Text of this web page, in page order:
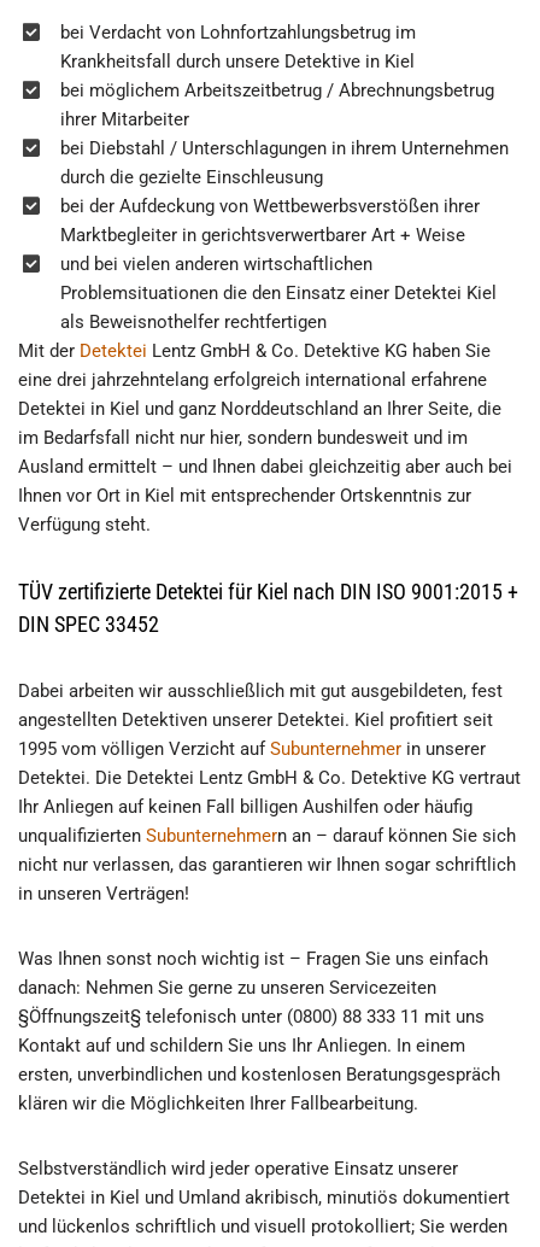
bei Verdacht von Lohnfortzahlungsbetrug im
Krankheitsfall durch unsere Detektive in Kiel
bei möglichem Arbeitszeitbetrug / Abrechnungsbetrug
ihrer Mitarbeiter
bei Diebstahl / Unterschlagungen in ihrem Unternehmen
durch die gezielte Einschleusung
bei der Aufdeckung von Wettbewerbsverstößen ihrer
Marktbegleiter in gerichtsverwertbarer Art + Weise
und bei vielen anderen wirtschaftlichen
Problemsituationen die den Einsatz einer Detektei Kiel
als Beweisnothelfer rechtfertigen
Mit der Detektei Lentz GmbH & Co. Detektive KG haben Sie
eine drei jahrzehntelang erfolgreich international erfahrene
Detektei in Kiel und ganz Norddeutschland an Ihrer Seite, die
im Bedarfsfall nicht nur hier, sondern bundesweit und im
Ausland ermittelt – und Ihnen dabei gleichzeitig aber auch bei
Ihnen vor Ort in Kiel mit entsprechender Ortskenntnis zur
Verfügung steht.
TÜV zertifizierte Detektei für Kiel nach DIN ISO 9001:2015 +
DIN SPEC 33452
Dabei arbeiten wir ausschließlich mit gut ausgebildeten, fest
angestellten Detektiven unserer Detektei. Kiel profitiert seit
1995 vom völligen Verzicht aufSubunternehmer in unserer
Detektei. Die Detektei Lentz GmbH & Co. Detektive KG vertraut
Ihr Anliegen auf keinen Fall billigen Aushilfen oder häufig
unqualifizierten Subunternehmern an – darauf können Sie sich
nicht nur verlassen, das garantieren wir Ihnen sogar schriftlich
in unseren Verträgen!
Was Ihnen sonst noch wichtig ist – Fragen Sie uns einfach
danach: Nehmen Sie gerne zu unseren Servicezeiten
§Öffnungszeit§ telefonisch unter (0800) 88 333 11 mit uns
Kontakt auf und schildern Sie uns Ihr Anliegen. In einem
ersten, unverbindlichen und kostenlosen Beratungsgespräch
klären wir die Möglichkeiten Ihrer Fallbearbeitung.
Selbstverständlich wird jeder operative Einsatz unserer
Detektei in Kiel und Umland akribisch, minutiös dokumentiert
und lückenlos schriftlich und visuell protokolliert; Sie werden